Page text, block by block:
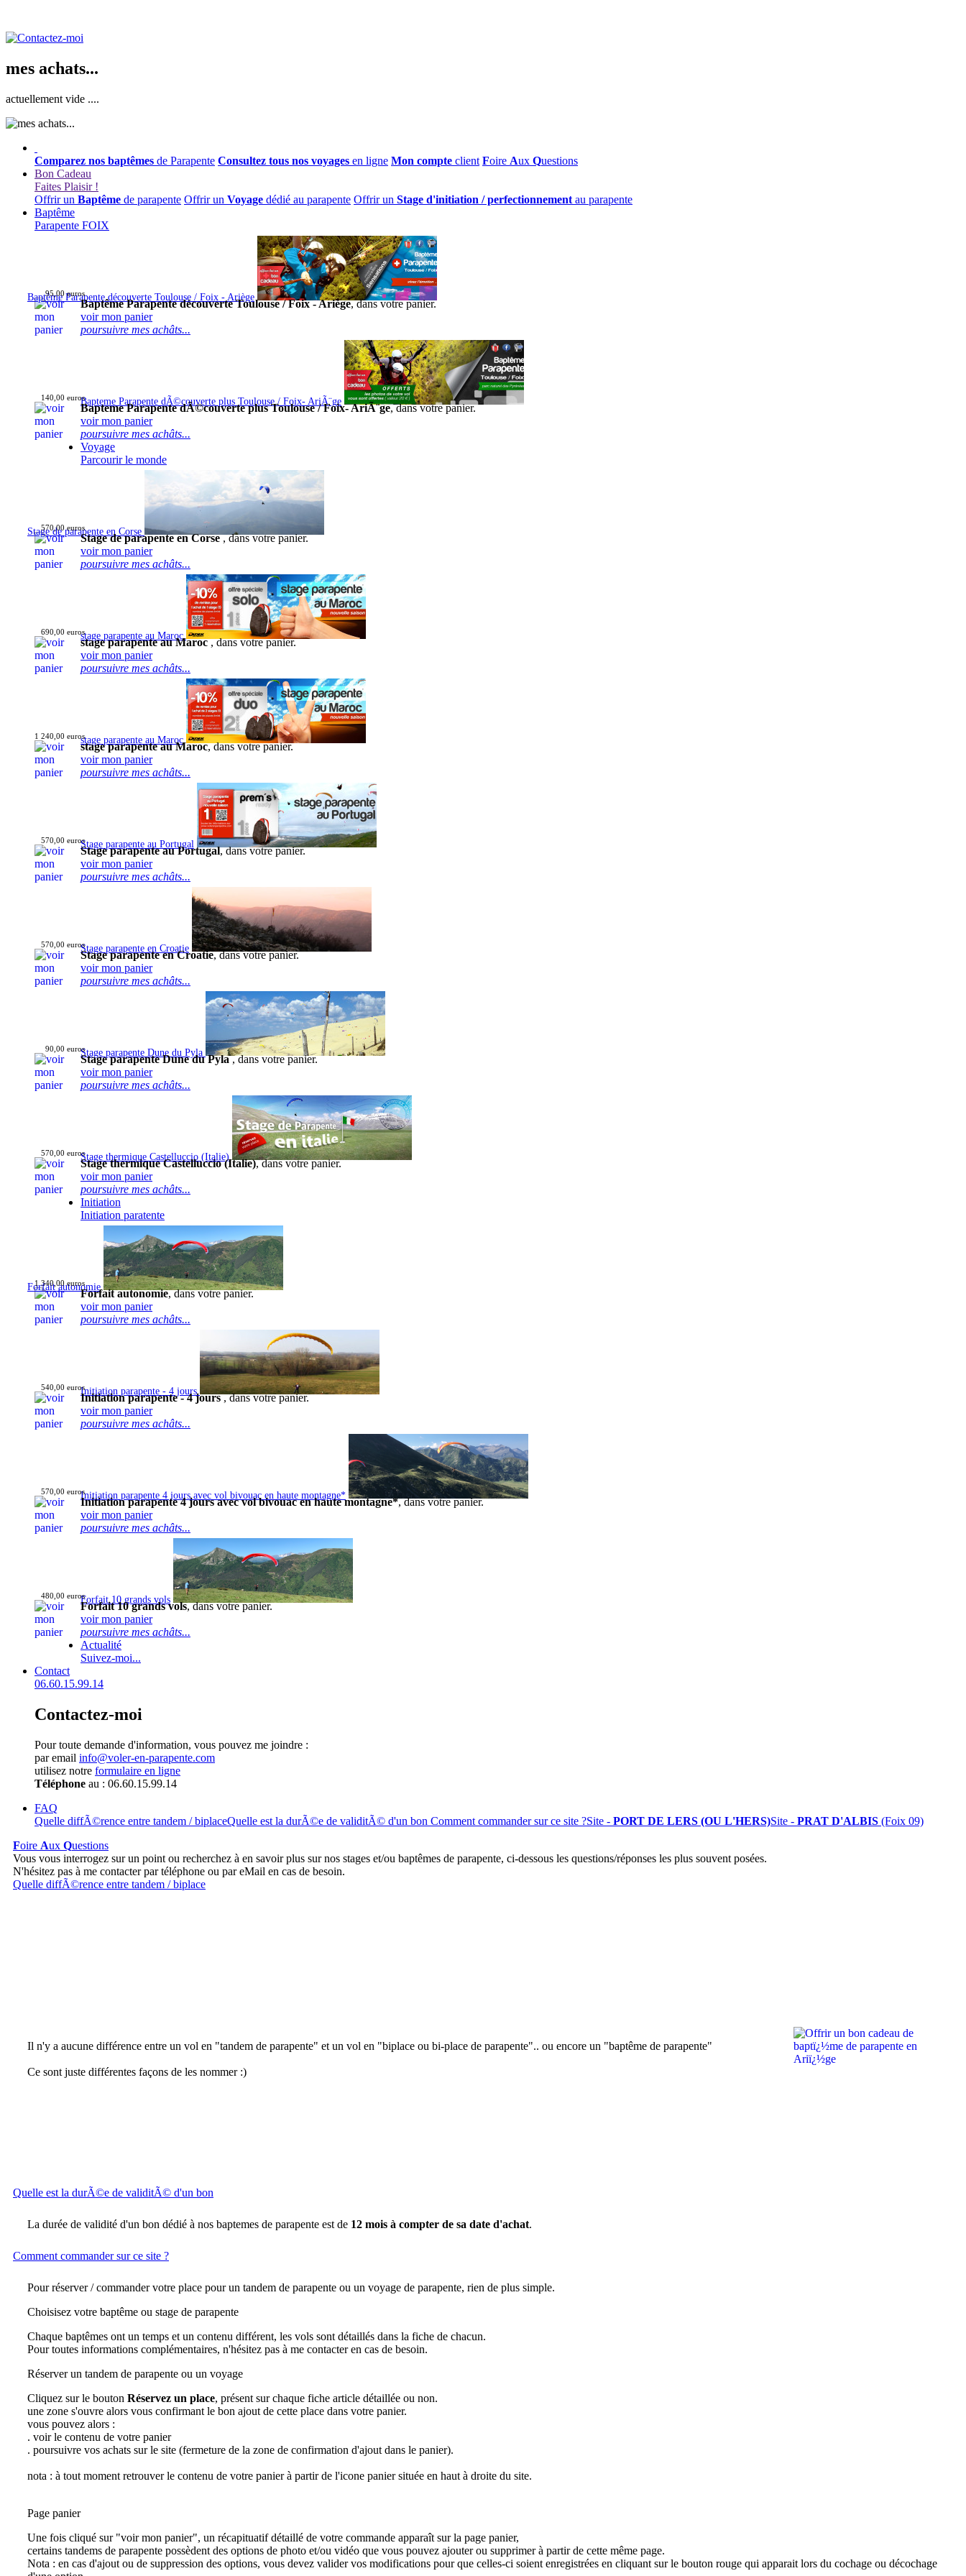
mes achats...
actuellement vide ....
Comparez nos baptêmes de Parapente Consultez tous nos voyages en ligne Mon compte client Foire Aux Questions
Bon Cadeau
Faites Plaisir !
Offrir un Baptême de parapente Offrir un Voyage dédié au parapente Offrir un Stage d'initiation / perfectionnement au parapente
Baptême
Parapente FOIX
Baptême Parapente découverte Toulouse / Foix - Ariège
95,00 euros
Baptême Parapente découverte Toulouse / Foix - Ariège, dans votre panier.
voir mon panier
poursuivre mes achâts...
Bapteme Parapente dÃ©couverte plus Toulouse / Foix- AriÃ¨ge
140,00 euros
Bapteme Parapente dÃ©couverte plus Toulouse / Foix- AriÃ¨ge, dans votre panier.
voir mon panier
poursuivre mes achâts...
Voyage
Parcourir le monde
Stage de parapente en Corse
570,00 euros
Stage de parapente en Corse, dans votre panier.
voir mon panier
poursuivre mes achâts...
stage parapente au Maroc
690,00 euros
stage parapente au Maroc, dans votre panier.
voir mon panier
poursuivre mes achâts...
stage parapente au Maroc
1 240,00 euros
stage parapente au Maroc, dans votre panier.
voir mon panier
poursuivre mes achâts...
Stage parapente au Portugal
570,00 euros
Stage parapente au Portugal, dans votre panier.
voir mon panier
poursuivre mes achâts...
Stage parapente en Croatie
570,00 euros
Stage parapente en Croatie, dans votre panier.
voir mon panier
poursuivre mes achâts...
Stage parapente Dune du Pyla
90,00 euros
Stage parapente Dune du Pyla, dans votre panier.
voir mon panier
poursuivre mes achâts...
Stage thermique Castelluccio (Italie)
570,00 euros
Stage thermique Castelluccio (Italie), dans votre panier.
voir mon panier
poursuivre mes achâts...
Initiation
Initiation paratente
Forfait autonomie
1 340,00 euros
Forfait autonomie, dans votre panier.
voir mon panier
poursuivre mes achâts...
Initiation parapente - 4 jours
540,00 euros
Initiation parapente - 4 jours, dans votre panier.
voir mon panier
poursuivre mes achâts...
Initiation parapente 4 jours avec vol bivouac en haute montagne*
570,00 euros
Initiation parapente 4 jours avec vol bivouac en haute montagne*, dans votre panier.
voir mon panier
poursuivre mes achâts...
Forfait 10 grands vols
480,00 euros
Forfait 10 grands vols, dans votre panier.
voir mon panier
poursuivre mes achâts...
Actualité
Suivez-moi...
Contact
06.60.15.99.14
Contactez-moi
Pour toute demande d'information, vous pouvez me joindre :
par email info@voler-en-parapente.com
utilisez notre formulaire en ligne
Téléphone au : 06.60.15.99.14
FAQ
Quelle diffÃ©rence entre tandem / biplaceQuelle est la durÃ©e de validitÃ© d'un bon Comment commander sur ce site ?Site - PORT DE LERS (OU L'HERS)Site - PRAT D'ALBIS (Foix 09)
Foire Aux Questions
Vous vous interrogez sur un point ou recherchez à en savoir plus sur nos stages et/ou baptêmes de parapente, ci-dessous les questions/réponses les plus souvent posées.
N'hésitez pas à me contacter par téléphone ou par eMail en cas de besoin.
Quelle diffÃ©rence entre tandem / biplace
Il n'y a aucune différence entre un vol en "tandem de parapente" et un vol en "biplace ou bi-place de parapente".. ou encore un "baptême de parapente"
Ce sont juste différentes façons de les nommer :)
Quelle est la durÃ©e de validitÃ© d'un bon
La durée de validité d'un bon dédié à nos baptemes de parapente est de 12 mois à compter de sa date d'achat.
Comment commander sur ce site ?
Pour réserver / commander votre place pour un tandem de parapente ou un voyage de parapente, rien de plus simple.
Choisisez votre baptême ou stage de parapente
Chaque baptêmes ont un temps et un contenu différent, les vols sont détaillés dans la fiche de chacun.
Pour toutes informations complémentaires, n'hésitez pas à me contacter en cas de besoin.
Réserver un tandem de parapente ou un voyage
Cliquez sur le bouton Réservez un place, présent sur chaque fiche article détaillée ou non.
une zone s'ouvre alors vous confirmant le bon ajout de cette place dans votre panier.
vous pouvez alors :
. voir le contenu de votre panier
. poursuivre vos achats sur le site (fermeture de la zone de confirmation d'ajout dans le panier).
nota : à tout moment retrouver le contenu de votre panier à partir de l'icone panier située en haut à droite du site.
Page panier
Une fois cliqué sur "voir mon panier", un récapituatif détaillé de votre commande apparaît sur la page panier,
certains tandems de parapente possèdent des options de photo et/ou vidéo que vous pouvez ajouter ou supprimer à partir de cette même page.
Nota : en cas d'ajout ou de suppression des options, vous devez valider vos modifications pour que celles-ci soient enregistrées en cliquant sur le bouton rouge qui apparait lors du cochage ou décochage